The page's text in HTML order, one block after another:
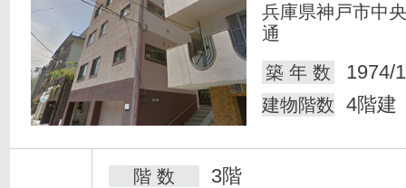
兵庫県神戸市中
通
築 年 数
1974/
建物階数 4階建
階 数 3階